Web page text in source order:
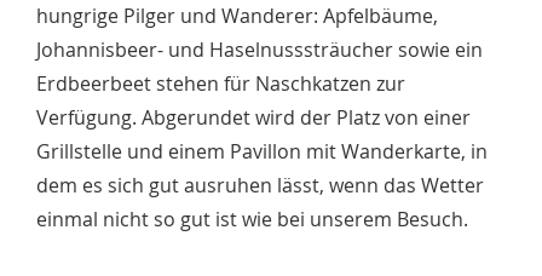
hungrige Pilger und Wanderer: Apfelbäume,
Johannisbeer- und Haselnusssträucher sowie ein
Erdbeerbeet stehen für Naschkatzen zur
Verfügung. Abgerundet wird der Platz von einer
Grillstelle und einem Pavillon mit Wanderkarte, in
dem es sich gut ausruhen lässt, wenn das Wetter
einmal nicht so gut ist wie bei unserem Besuch.